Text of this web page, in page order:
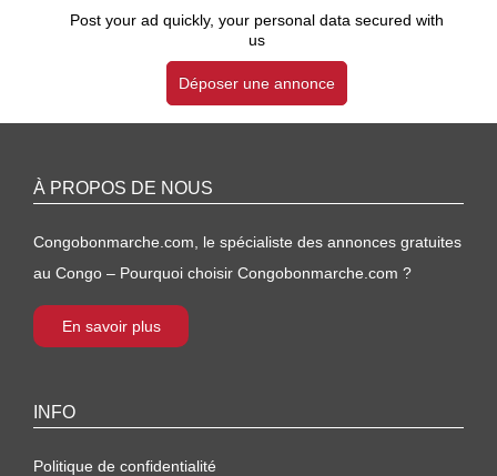
Post your ad quickly, your personal data secured with
us
Déposer une annonce
À PROPOS DE NOUS
Congobonmarche.com, le spécialiste des annonces gratuites
au Congo – Pourquoi choisir Congobonmarche.com ?
En savoir plus
INFO
Politique de confidentialité